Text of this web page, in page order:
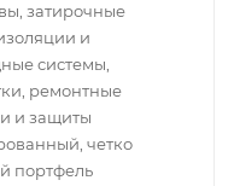
затирочные
и
системы,
ремонтные
и защиты
четко
портфель